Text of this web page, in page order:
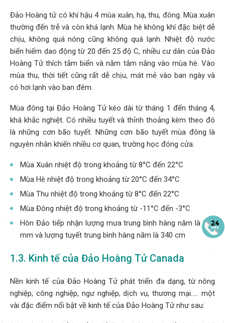
Đảo Hoàng tử có khí hậu 4 mùa xuân, hạ, thu, đông. Mùa xuân
thường đến trễ và còn khá lạnh. Mùa hè không khí đặc biệt dễ
chịu, không quá nóng cũng không quá lạnh. Nhiệt độ nước
biển hiếm dao động từ 20 đến 25 độ C, nhiều cư dân của Đảo
Hoàng Tử thích tắm biển và nằm tắm nắng vào mùa hè. Vào
mùa thu, thời tiết cũng rất dễ chịu, mát mẻ vào ban ngày và
có hơi lạnh vào ban đêm.
Mùa đông tại Đảo Hoàng Tử kéo dài từ tháng 1 đến tháng 4,
khá khắc nghiệt. Có nhiều tuyết và thỉnh thoảng kèm theo đó
là những cơn bão tuyết. Những cơn bão tuyết mùa đông là
nguyên nhân khiến nhiều cơ quan, trường học đóng cửa.
Mùa Xuân nhiệt độ trong khoảng từ 8°C đến 22°C
Mùa Hè nhiệt độ trong khoảng từ 20°C đến 34°C
Mùa Thu nhiệt độ trong khoảng từ 8°C đến 22°C
Mùa Đông nhiệt độ trong khoảng từ -11°C đến -3°C
Hòn Đảo tiếp nhận lượng mưa trung bình hàng năm là 868
mm và lượng tuyết trung bình hàng năm là 340 cm
1.3. Kinh tế của Đảo Hoàng Tử Canada
Nền kinh tế của Đảo Hoàng Tử phát triển đa dạng, từ nông
nghiệp, công nghiệp, ngư nghiệp, dịch vụ, thương mại..... một
vài đặc điểm nổi bật về kinh tế của Đảo Hoàng Tử như sau: